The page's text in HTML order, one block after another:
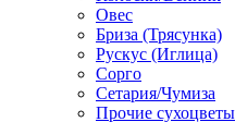
Овес
Бриза (Трясунка)
Рускус (Иглица)
Сорго
Сетария/Чумиза
Прочие сухоцветы